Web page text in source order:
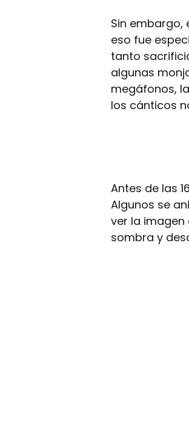
Sin embargo,
eso fue
tanto
algunas
megáfonos,
los cánticos
Antes de las
Algunos se
ver la imagen
sombra y